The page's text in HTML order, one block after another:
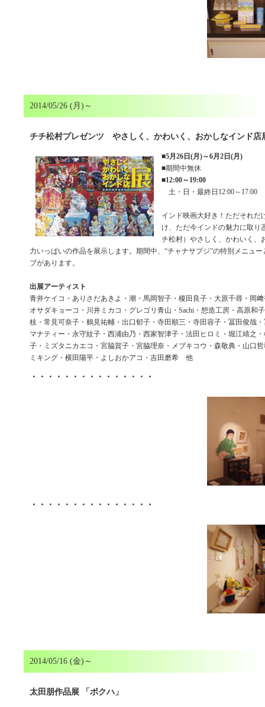
2014/05/26 (月)～
チチ松村プレゼンツ やさしく、かわいく、おかしなインド店
■5月26日(月)～6月2日(月)
■期間中無休
■12:00～19:00
土・日・最終日12:00～17:00
インド映画大好き！ただそれだ
け、ただ今インドの魅力に取り
チ松村）やさしく、かわいく、
力いっぱいの作品を展示します。期間中、“チャナサプジ”の特別メニュ
ブがあります。
出展アーティスト
青井ケイコ・ありさだあきよ・潮・馬岡智子・榎田良子・大原千尋・岡
オサダキョーコ・川井ミカコ・グレゴリ青山・Sachi・想造工房・高原和
枝・常見可奈子・鶴見祐輔・出口郁子・寺田順三・寺田容子・冨田俊哉
マナティー・永守紋子・西浦由乃・西家智津子・法田ヒロミ・堀江靖之
子・ミズタニカエコ・宮脇賀子・宮脇理奈・メブキコウ・森敬典・山口哲
ミキング・横田陽平・よしおかアコ・吉田磨希 他
・・・・・・・・・・・・・・・
・・・・・・・・・・・・・・・
2014/05/16 (金)～
太田朋作品展 「ボクハ」